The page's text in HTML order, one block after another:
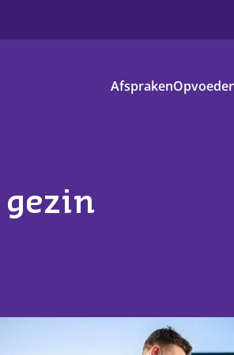
Afspraken
en vrije tijd
apps en websites
gezin